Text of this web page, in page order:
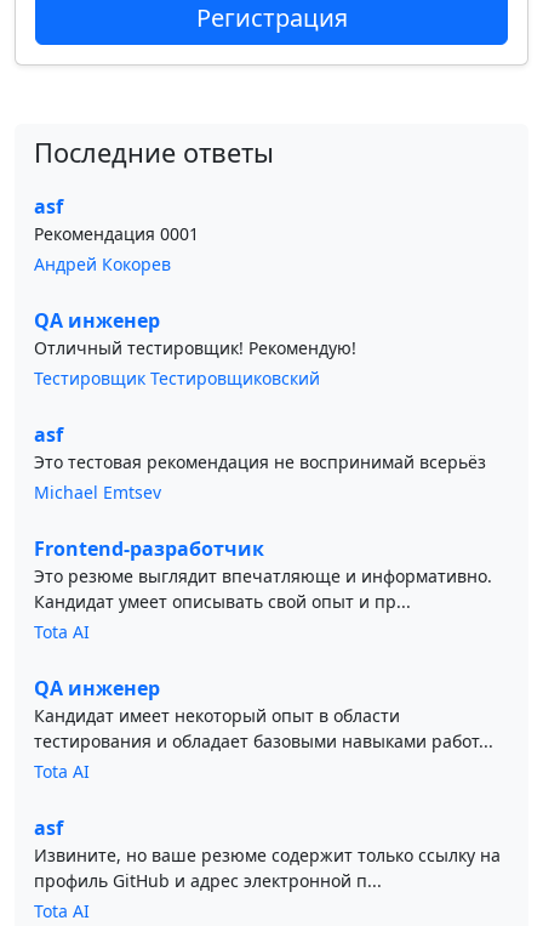
Регистрация
Последние ответы
asf
Рекомендация 0001
Андрей Кокорев
QA инженер
Отличный тестировщик! Рекомендую!
Тестировщик Тестировщиковский
asf
Это тестовая рекомендация не воспринимай всерьёз
Michael Emtsev
Frontend-разработчик
Это резюме выглядит впечатляюще и информативно.
Кандидат умеет описывать свой опыт и пр...
Tota AI
QA инженер
Кандидат имеет некоторый опыт в области
тестирования и обладает базовыми навыками работ...
Tota AI
asf
Извините, но ваше резюме содержит только ссылку на
профиль GitHub и адрес электронной п...
Tota AI